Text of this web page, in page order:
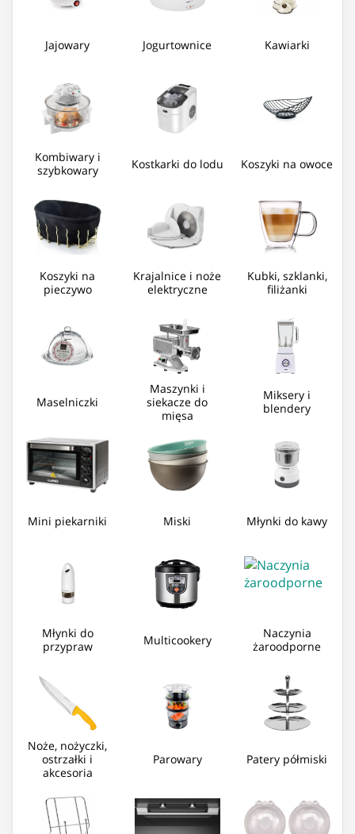
Jajowary Jogurtownice Kawiarki
Kombiwary i
szybkowary
Kostkarki do lodu Koszyki na owoce
Koszyki na
pieczywo
Krajalnice i noże
elektryczne
Kubki, szklanki,
filiżanki
Maselniczki
Maszynki i
siekacze do
mięsa
Miksery i
blendery
Mini piekarniki Miski Młynki do kawy
Młynki do
przypraw
Multicookery
Naczynia
żaroodporne
Noże, nożyczki,
ostrzałki i
akcesoria
Parowary Patery półmiski